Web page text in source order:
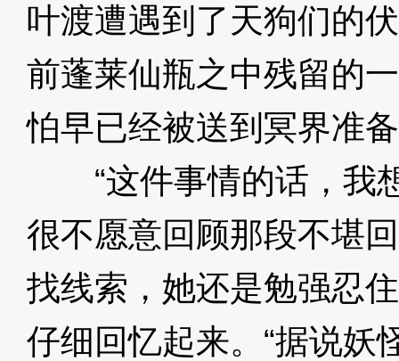
叶渡遭遇到了天狗们的
前蓬莱仙瓶之中残留的
怕早已经被送到冥界准
“这件事情的话，我
很不愿意回顾那段不堪
找线索，她还是勉强忍
仔细回忆起来。“据说妖